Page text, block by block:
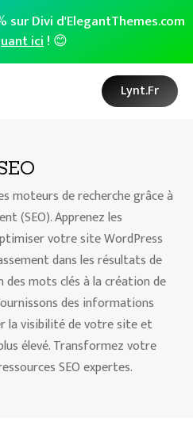
sur Divi d'ElegantThemes.com
ici! 😊
Lynt.fr
moteurs de recherche grâce à
(SEO). Apprenez les
votre site WordPress
dans les résultats de
des mots clés à la création de
des informations
la visibilité de votre site et
élevé. Transformez votre
SEO expertes.